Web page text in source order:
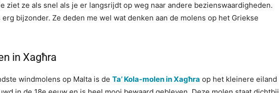
ziet ze als snel als je er langsrijdt op weg naar andere bezienswaardigheden.
bijzonder. Ze deden me wel wat denken aan de molens op het Griekse
in Xagħra
windmolens op Malta is de Ta’ Kola-molen in Xagħra op het kleinere eiland